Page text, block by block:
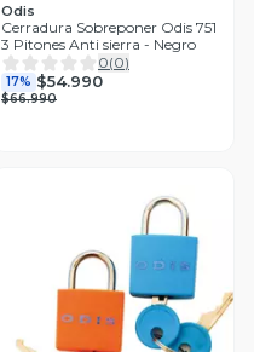
Odis
Cerradura Sobreponer Odis 751
3 Pitones Anti sierra - Negro
0(0)
17% $54.990
$66.990